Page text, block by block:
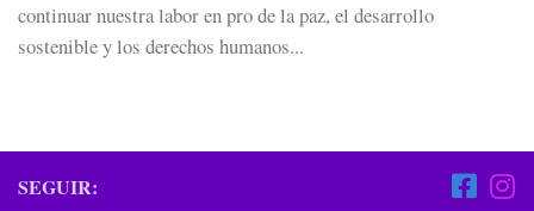
continuar nuestra labor en pro de la paz, el desarrollo
sostenible y los derechos humanos...
SEGUIR: